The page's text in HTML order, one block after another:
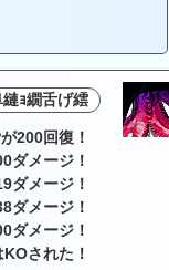
ｮ繝舌げ繧
200回復！
ダメージ！
ダメージ！
ダメージ！
ダメージ！
された！